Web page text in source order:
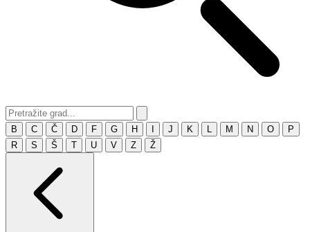
B C Č D F G H J K M N O
P
R
S Š T U V Z Ž